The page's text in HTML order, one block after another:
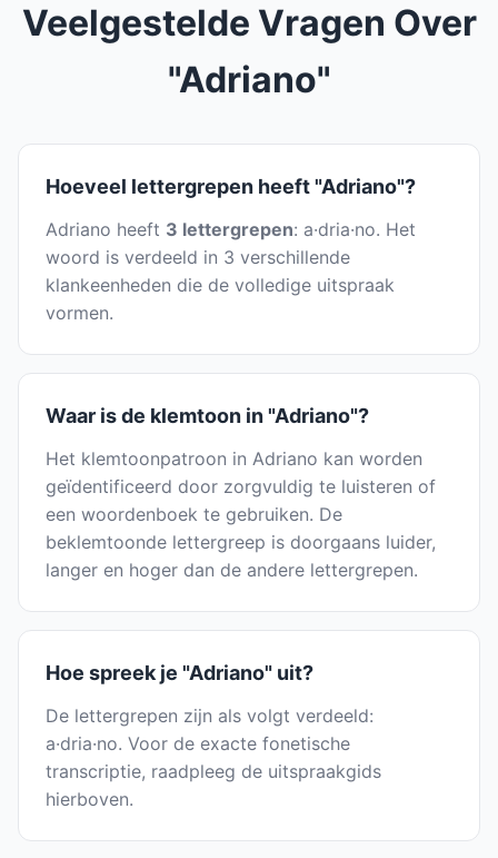
Veelgestelde Vragen Over
"Adriano"
Hoeveel lettergrepen heeft "Adriano"?
Adriano heeft 3 lettergrepen: a·dria·no. Het
woord is verdeeld in 3 verschillende
klankeenheden die de volledige uitspraak
vormen.
Waar is de klemtoon in "Adriano"?
Het klemtoonpatroon in Adriano kan worden
geïdentificeerd door zorgvuldig te luisteren of
een woordenboek te gebruiken. De
beklemtoonde lettergreep is doorgaans luider,
langer en hoger dan de andere lettergrepen.
Hoe spreek je "Adriano" uit?
De lettergrepen zijn als volgt verdeeld:
a·dria·no. Voor de exacte fonetische
transcriptie, raadpleeg de uitspraakgids
hierboven.